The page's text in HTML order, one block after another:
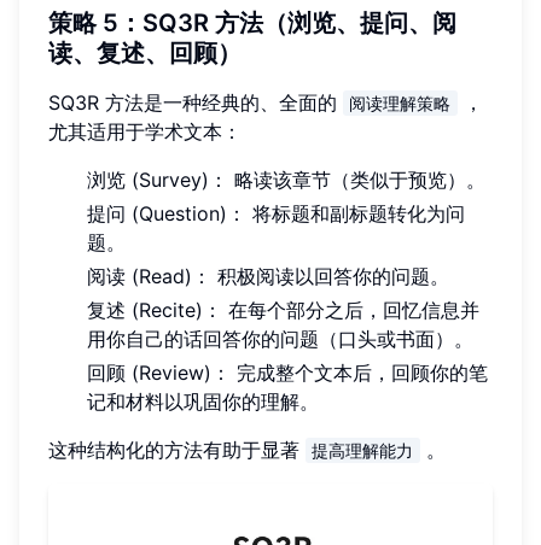
策略 5：SQ3R 方法（浏览、提问、阅
读、复述、回顾）
SQ3R 方法是一种经典的、全面的 阅读理解策略
，
尤其适用于学术文本：
浏览 (Survey)： 略读该章节（类似于预览）。
提问 (Question)： 将标题和副标题转化为问
题。
阅读 (Read)： 积极阅读以回答你的问题。
复述 (Recite)： 在每个部分之后，回忆信息并
用你自己的话回答你的问题（口头或书面）。
回顾 (Review)： 完成整个文本后，回顾你的笔
记和材料以巩固你的理解。
这种结构化的方法有助于显著
提高理解能力 。